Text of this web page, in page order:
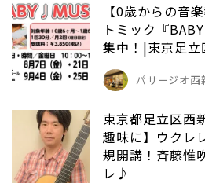
【0歳からの音
トミック『
集中！|東京足立
パサージオ西
東京都足立区西
趣味に】ウクレ
規開講！斉藤惟
レ♪